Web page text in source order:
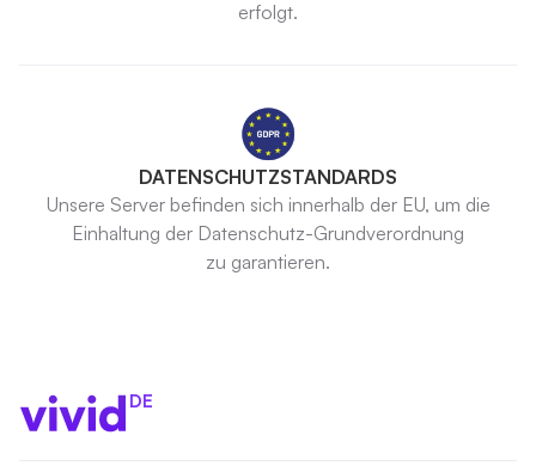
erfolgt.
DATENSCHUTZSTANDARDS
Unsere Server befinden sich innerhalb der EU, um die
Einhaltung der Datenschutz-Grundverordnung
zu garantieren.
DE